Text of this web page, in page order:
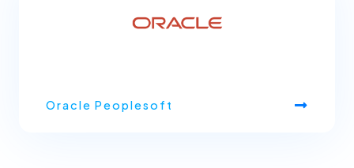
Oracle Peoplesoft